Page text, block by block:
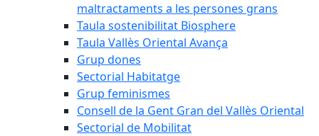
maltractaments a les persones grans
Taula sostenibilitat Biosphere
Taula Vallès Oriental Avança
Grup dones
Sectorial Habitatge
Grup feminismes
Consell de la Gent Gran del Vallès Oriental
Sectorial de Mobilitat